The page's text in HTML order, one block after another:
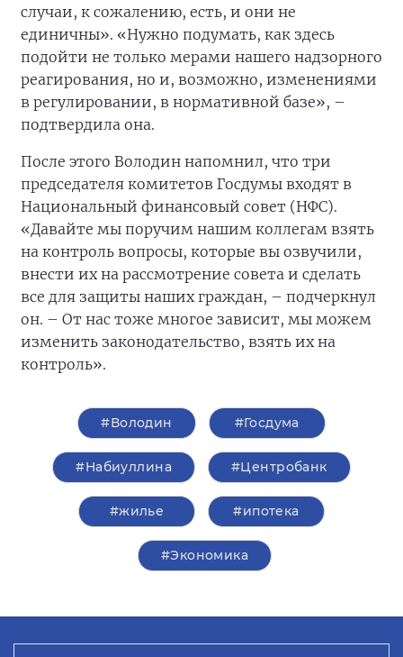
случаи, к сожалению, есть, и они не
единичны». «Нужно подумать, как здесь
подойти не только мерами нашего надзорного
реагирования, но и, возможно, изменениями
в регулировании, в нормативной базе», –
подтвердила она.
После этого Володин напомнил, что три
председателя комитетов Госдумы входят в
Национальный финансовый совет (НФС).
«Давайте мы поручим нашим коллегам взять
на контроль вопросы, которые вы озвучили,
внести их на рассмотрение совета и сделать
все для защиты наших граждан, – подчеркнул
он. – От нас тоже многое зависит, мы можем
изменить законодательство, взять их на
контроль».
#Володин #Госдума
#Набиуллина #Центробанк
#жилье #ипотека
#Экономика